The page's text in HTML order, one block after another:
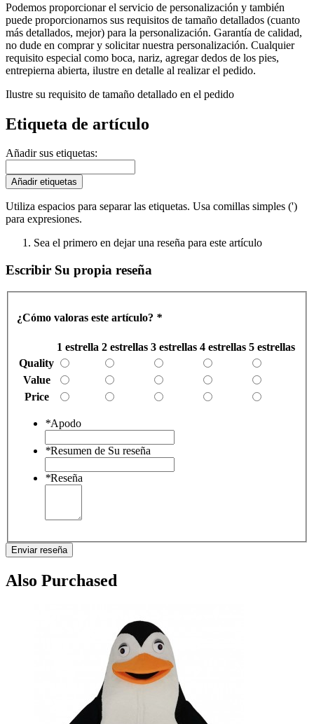
Podemos proporcionar el servicio de personalización y también
puede proporcionarnos sus requisitos de tamaño detallados (cuanto
más detallados, mejor) para la personalización. Garantía de calidad,
no dude en comprar y solicitar nuestra personalización. Cualquier
requisito especial como boca, nariz, agregar dedos de los pies,
entrepierna abierta, ilustre en detalle al realizar el pedido.
Ilustre su requisito de tamaño detallado en el pedido
Etiqueta de artículo
Añadir sus etiquetas:
Añadir etiquetas
Utiliza espacios para separar las etiquetas. Usa comillas simples (')
para expresiones.
Sea el primero en dejar una reseña para este artículo
Escribir Su propia reseña
¿Cómo valoras este artículo? *
1 estrella 2 estrellas 3 estrellas 4 estrellas 5 estrellas
Quality
Value
Price
*Apodo
*Resumen de Su reseña
*Reseña
Enviar reseña
Also Purchased